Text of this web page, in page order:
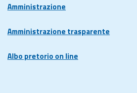
Amministrazione
Amministrazione trasparente
Albo pretorio on line